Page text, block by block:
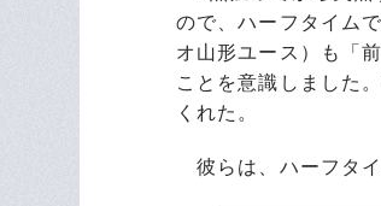
ので、ハーフタイム
オ山形ユース）も「
ことを意識しました
くれた。
彼らは、ハーフタイ